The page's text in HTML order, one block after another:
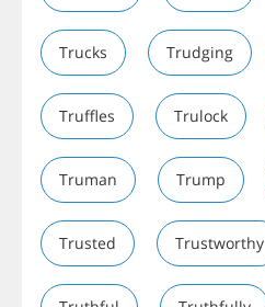
Trucks Trudging
Truffles Trulock
Truman Trump
Trusted Trustworthy